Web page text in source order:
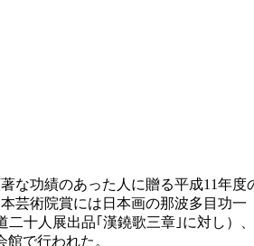
な功績のあった人に贈る平成11年
芸術院賞には日本画の那波多目功
二十人展出品｢漢鐃歌三章｣に対し
で行われた。